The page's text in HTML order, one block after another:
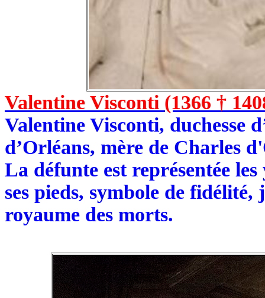
Valentine Visconti (1366 †
Valentine Visconti, duchesse
d’Orléans, mère de Charles
La défunte est représentée
ses pieds, symbole de
royaume des morts.